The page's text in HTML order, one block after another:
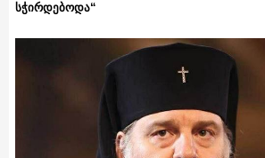
სჭირდებოდა“